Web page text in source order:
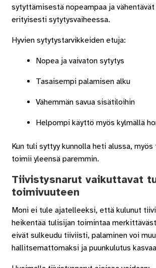
sytyttämisestä nopeampaa ja vähentävät
erityisesti sytytysvaiheessa.
Hyvien sytytystarvikkeiden etuja:
Nopea ja vaivaton sytytys
Tasaisempi palamisen alku
Vähemmän savua sisätiloihin
Helpompi käyttö myös kylmällä
Kun tuli syttyy kunnolla heti alussa,
toimii yleensä paremmin.
Tiivistysnarut vaikuttavat
toimivuuteen
Moni ei tule ajatelleeksi, että kulunut
heikentää tulisijan toimintaa
eivät sulkeudu tiiviisti, palaminen voi
hallitsemattomaksi ja puunkulutus